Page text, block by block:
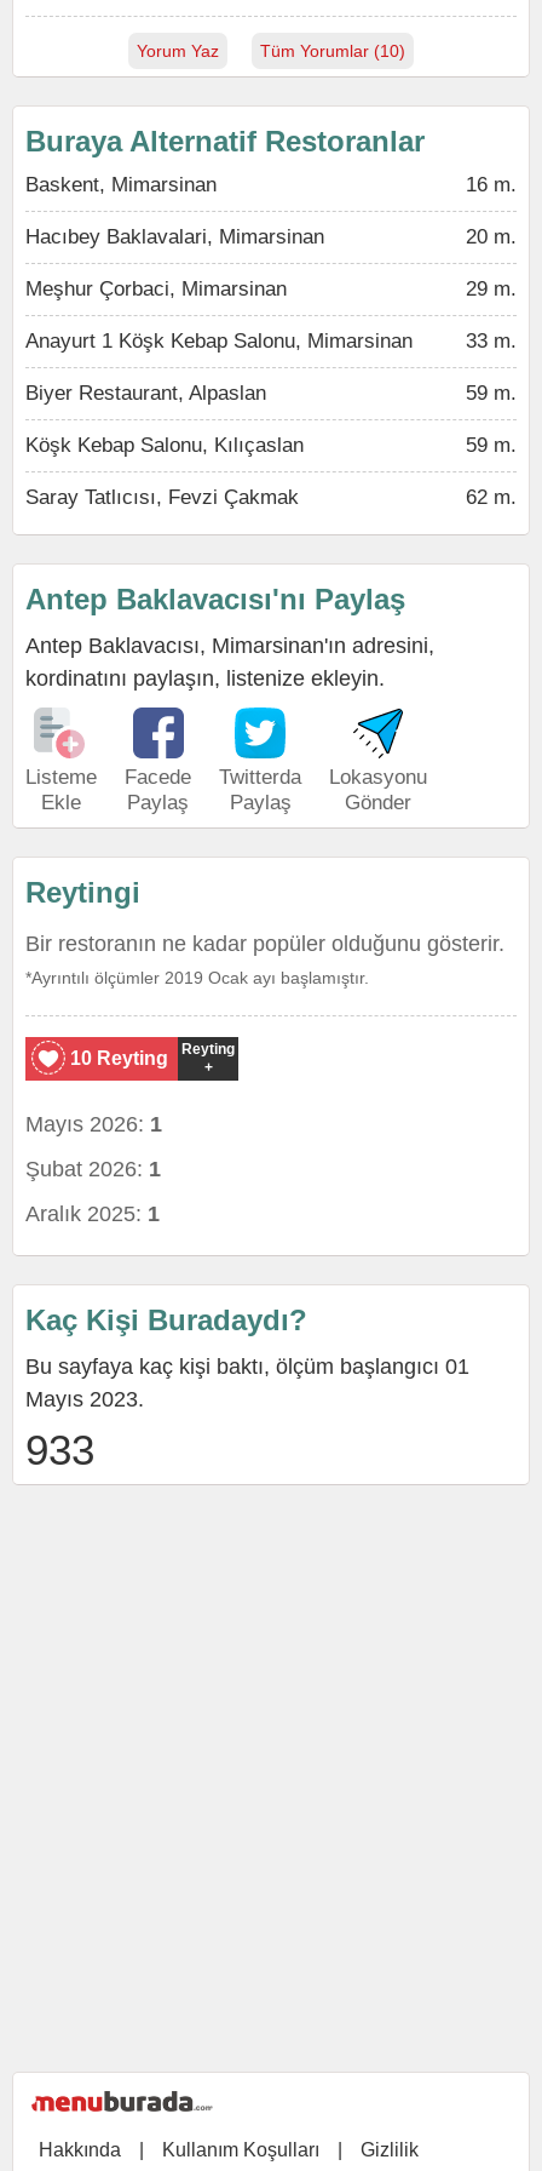
Yorum Yaz Tüm Yorumlar (10)
Buraya Alternatif Restoranlar
Baskent, Mimarsinan 16 m.
Hacıbey Baklavalari, Mimarsinan 20 m.
Meşhur Çorbaci, Mimarsinan 29 m.
Anayurt 1 Köşk Kebap Salonu, Mimarsinan 33 m.
Biyer Restaurant, Alpaslan 59 m.
Köşk Kebap Salonu, Kılıçaslan 59 m.
Saray Tatlıcısı, Fevzi Çakmak 62 m.
Antep Baklavacısı'nı Paylaş
Antep Baklavacısı, Mimarsinan'ın adresini,
kordinatını paylaşın, listenize ekleyin.
Listeme
Ekle
Facede
Paylaş
Twitterda
Paylaş
Lokasyonu
Gönder
Reytingi
Bir restoranın ne kadar popüler olduğunu gösterir.
*Ayrıntılı ölçümler 2019 Ocak ayı başlamıştır.
10 Reyting
Reyting
+
Mayıs 2026: 1
Şubat 2026: 1
Aralık 2025: 1
Kaç Kişi Buradaydı?
Bu sayfaya kaç kişi baktı, ölçüm başlangıcı 01
Mayıs 2023.
933
Hakkında Kullanım Koşulları Gizlilik